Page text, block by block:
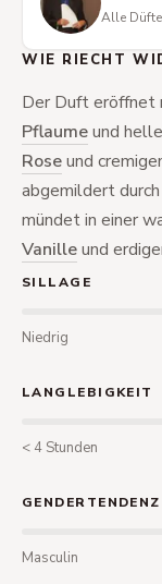
Alle
WIE RIECHT
Der Duft eröffnet
Pflaumeund
Roseund
abgemildert
mündet in einer
Vanilleund
SILLAGE
Niedrig
LANGLEBIGKEIT
< 4 Stunden
GENDERTENDENZ
Masculin